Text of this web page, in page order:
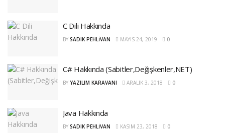
C Dili Hakkında
BY SADIK PEHLIVAN MAYIS 24, 2019 0
C# Hakkında (Sabitler,Değişkenler,NET)
BY YAZILIM KARAVANI ARALIK 3, 2018 0
Java Hakkında
BY SADIK PEHLIVAN KASIM 23, 2018 0